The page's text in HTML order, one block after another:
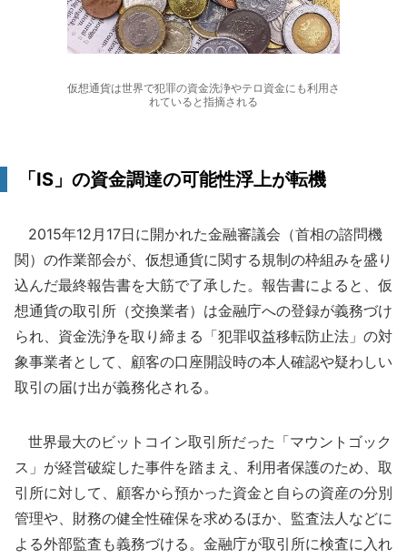
仮想通貨は世界で犯罪の資金洗浄やテロ資金にも利用さ
れていると指摘される
「IS」の資金調達の可能性浮上が転機
2015年12月17日に開かれた金融審議会（首相の諮問機
関）の作業部会が、仮想通貨に関する規制の枠組みを盛り
込んだ最終報告書を大筋で了承した。報告書によると、仮
想通貨の取引所（交換業者）は金融庁への登録が義務づけ
られ、資金洗浄を取り締まる「犯罪収益移転防止法」の対
象事業者として、顧客の口座開設時の本人確認や疑わしい
取引の届け出が義務化される。
世界最大のビットコイン取引所だった「マウントゴック
ス」が経営破綻した事件を踏まえ、利用者保護のため、取
引所に対して、顧客から預かった資金と自らの資産の分別
管理や、財務の健全性確保を求めるほか、監査法人などに
よる外部監査も義務づける。金融庁が取引所に検査に入れ